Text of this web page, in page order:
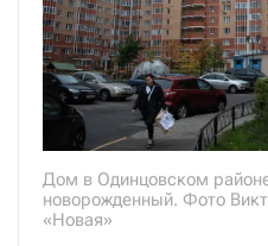
Дом в Одинцовском
новорожденный. Фото
«Новая»